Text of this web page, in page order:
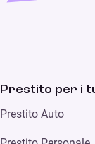
Prestito per i
Prestito Auto